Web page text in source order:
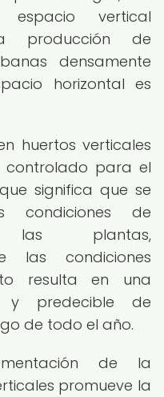
espacio vertical
producción de
densamente
horizontal es
huertos verticales
controlado para el
significa que se
condiciones de
las plantas,
las condiciones
resulta en una
y predecible de
de todo el año.
de la
promueve la